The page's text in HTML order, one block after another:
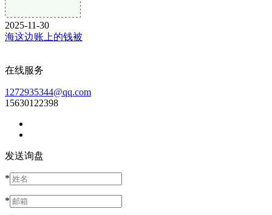
2025-11-30
海这边账上的钱被
在线服务
1272935344@qq.com
15630122398
发送询盘
*
*